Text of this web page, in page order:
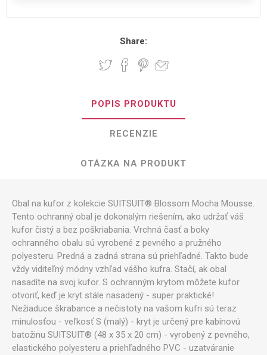
Share:
POPIS PRODUKTU
RECENZIE
OTÁZKA NA PRODUKT
Obal na kufor z kolekcie SUITSUIT® Blossom Mocha Mousse.
Tento ochranný obal je dokonalým riešením, ako udržať váš
kufor čistý a bez poškriabania. Vrchná časť a boky
ochranného obalu sú vyrobené z pevného a pružného
polyesteru. Predná a zadná strana sú priehľadné. Takto bude
vždy viditeľný módny vzhľad vášho kufra. Stačí, ak obal
nasadíte na svoj kufor. S ochranným krytom môžete kufor
otvoriť, keď je kryt stále nasadený - super praktické!
Nežiaduce škrabance a nečistoty na vašom kufri sú teraz
minulosťou - veľkosť S (malý) - kryt je určený pre kabínovú
batožinu SUITSUIT® (48 x 35 x 20 cm) - vyrobený z pevného,
elastického polyesteru a priehľadného PVC - uzatváranie